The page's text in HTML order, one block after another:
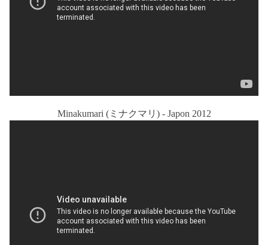
Minakumari (ミナクマリ) - Japon 2012